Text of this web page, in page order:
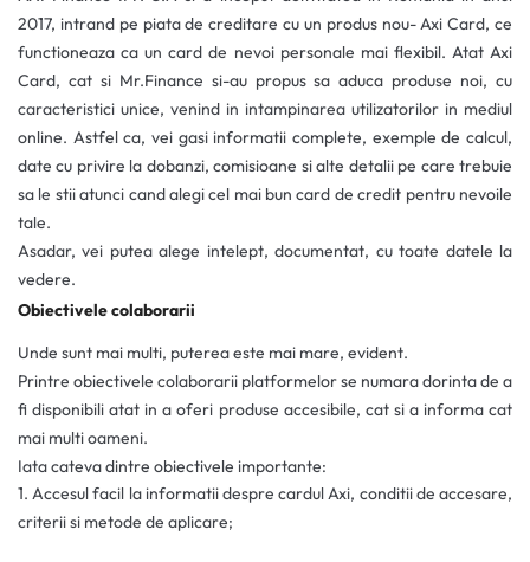
2017, intrand pe piata de creditare cu un produs nou- Axi Card, ce
functioneaza ca un card de nevoi personale mai flexibil. Atat Axi
Card, cat si Mr.Finance si-au propus sa aduca produse noi, cu
caracteristici unice, venind in intampinarea utilizatorilor in mediul
online. Astfel ca, vei gasi informatii complete, exemple de calcul,
date cu privire la dobanzi, comisioane si alte detalii pe care trebuie
sa le stii atunci cand alegi cel mai bun card de credit pentru nevoile
tale.
Asadar, vei putea alege intelept, documentat, cu toate datele la
vedere.
Obiectivele colaborarii
Unde sunt mai multi, puterea este mai mare, evident.
Printre obiectivele colaborarii platformelor se numara dorinta de a
fi disponibili atat in a oferi produse accesibile, cat si a informa cat
mai multi oameni.
Iata cateva dintre obiectivele importante:
1. Accesul facil la informatii despre cardul Axi, conditii de accesare,
criterii si metode de aplicare;